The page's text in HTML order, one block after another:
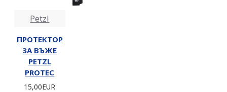
Petzl
ПРОТЕКТОР
ЗА ВЪЖЕ
PETZL
PROTEC
15,00EUR